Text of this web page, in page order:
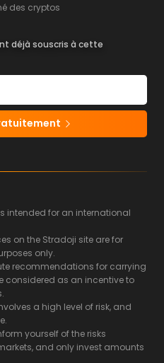
des cryptos
déjà souscris à cette
intended for an international
on the Stradoji site are for
only.
recommendations for carrying
as an incentive to
a high level of risk, and
yourself of the risks
and only invest amounts